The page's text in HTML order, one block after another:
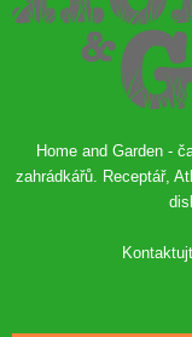
Home and Garden -
zahrádkářů. Receptář,